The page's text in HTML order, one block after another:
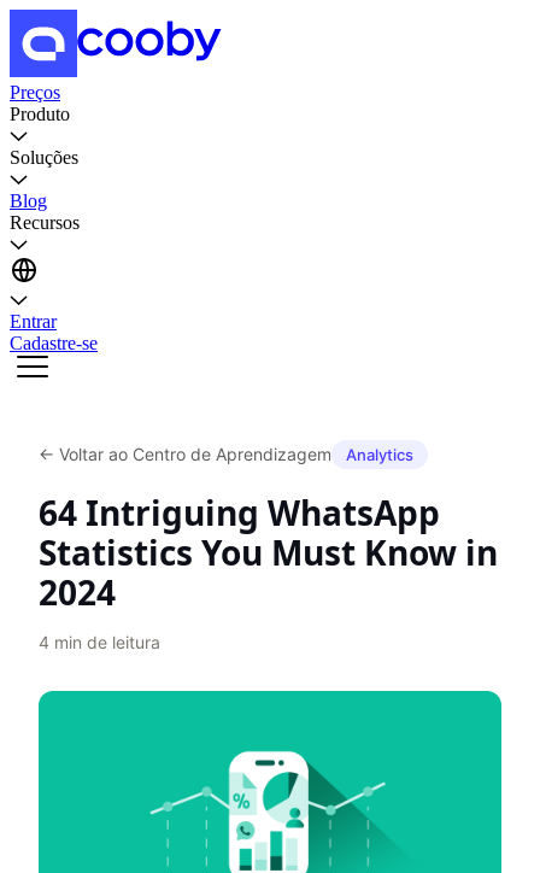
Preços
Produto
Soluções
Blog
Recursos
Entrar
Cadastre-se
← Voltar ao Centro de Aprendizagem Analytics
64 Intriguing WhatsApp
Statistics You Must Know in
2024
4 min de leitura